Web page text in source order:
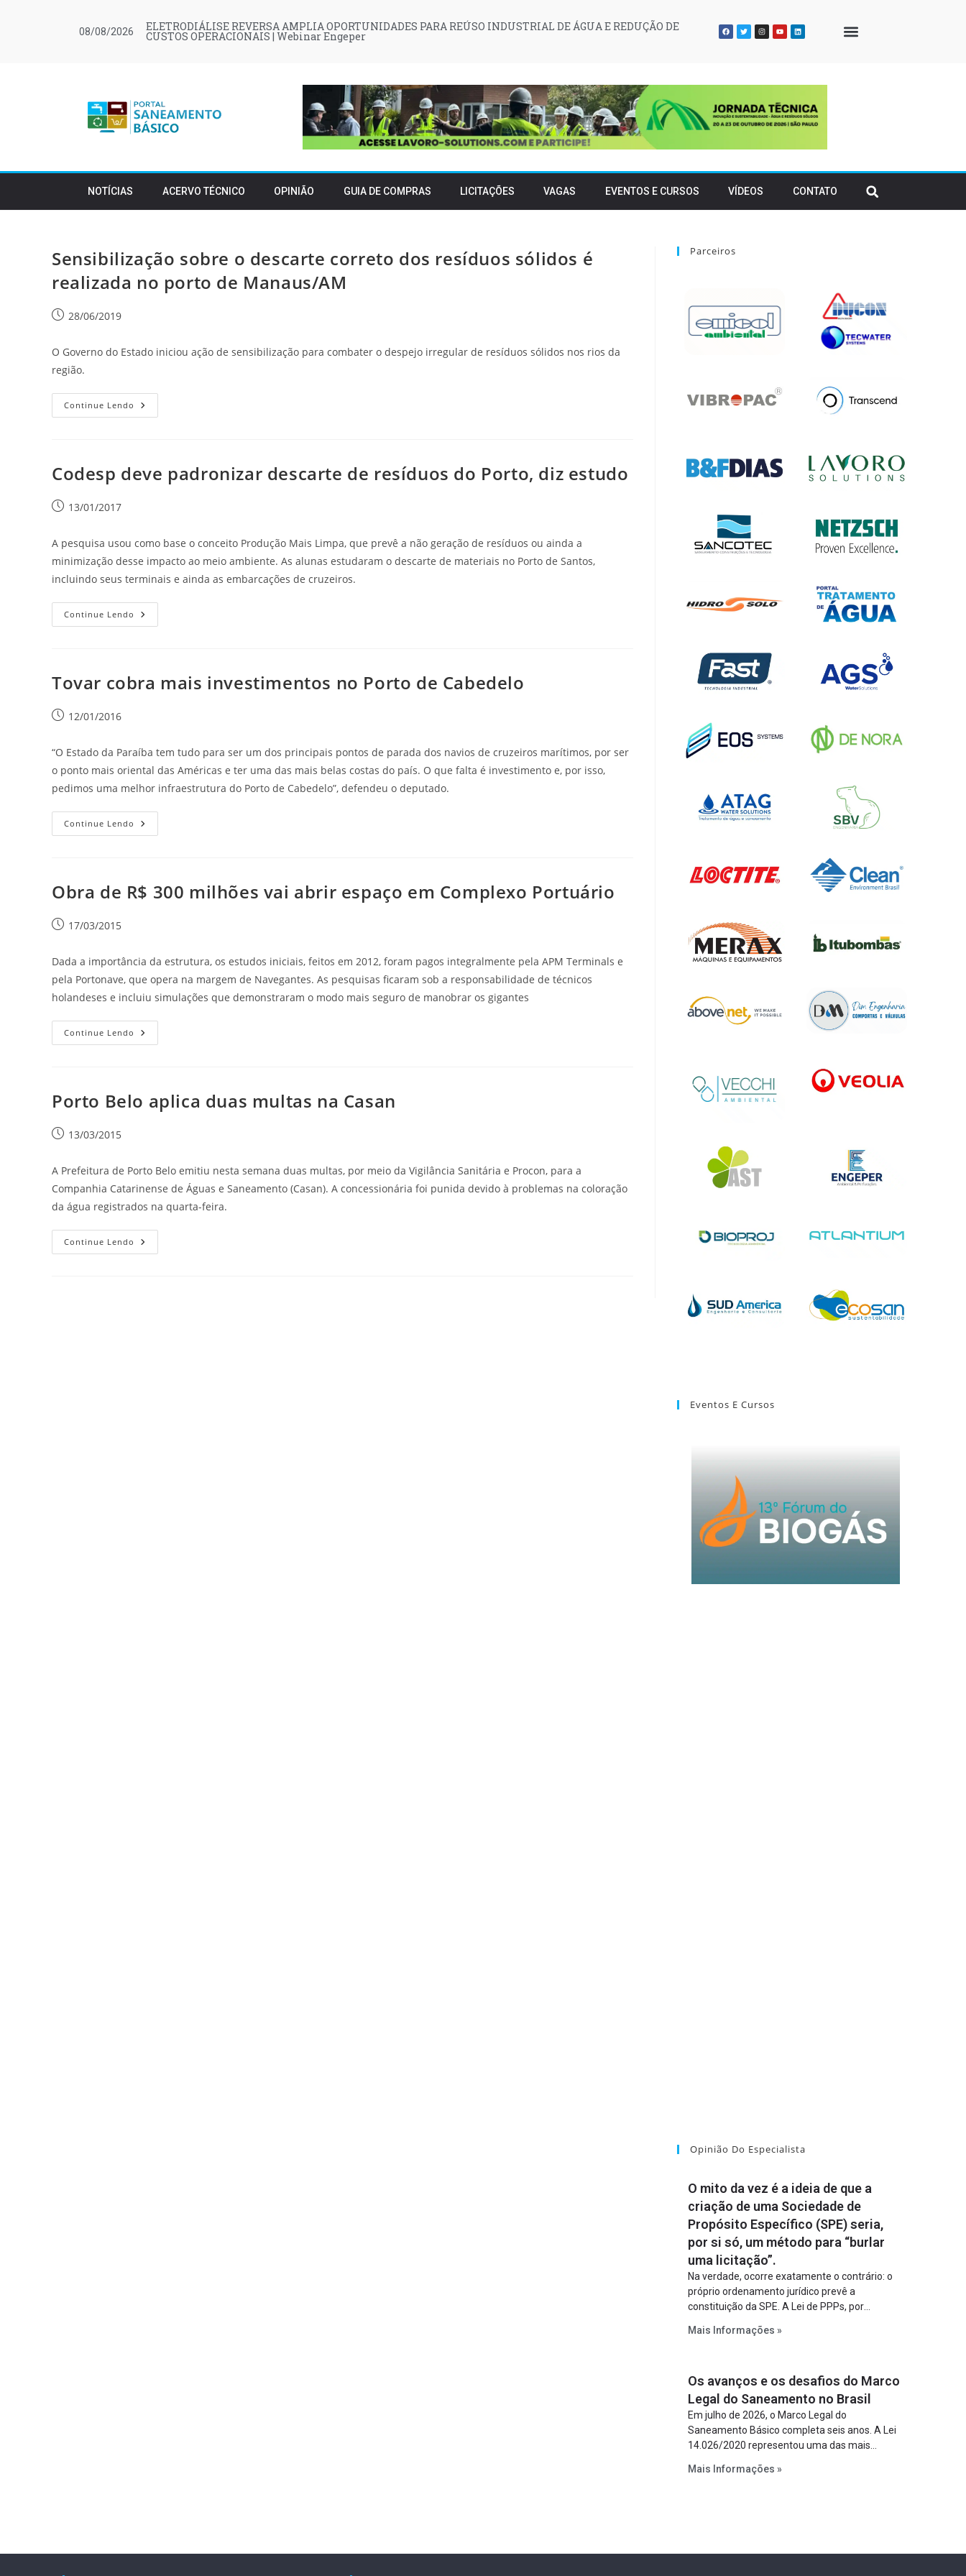
08/08/2026 ELETRODIÁLISE REVERSA AMPLIA OPORTUNIDADES PARA REÚSO INDUSTRIAL DE ÁGUA E REDUÇÃO DE
CUSTOS OPERACIONAIS | Webinar Engeper
NOTÍCIAS ACERVO TÉCNICO OPINIÃO GUIA DE COMPRAS LICITAÇÕES VAGAS EVENTOS E CURSOS VÍDEOS CONTATO
Sensibilização sobre o descarte correto dos resíduos sólidos é
realizada no porto de Manaus/AM
28/06/2019
O Governo do Estado iniciou ação de sensibilização para combater o despejo irregular de resíduos sólidos nos rios da
região.
Continue Lendo
Codesp deve padronizar descarte de resíduos do Porto, diz estudo
13/01/2017
A pesquisa usou como base o conceito Produção Mais Limpa, que prevê a não geração de resíduos ou ainda a
minimização desse impacto ao meio ambiente. As alunas estudaram o descarte de materiais no Porto de Santos,
incluindo seus terminais e ainda as embarcações de cruzeiros.
Continue Lendo
Tovar cobra mais investimentos no Porto de Cabedelo
12/01/2016
“O Estado da Paraíba tem tudo para ser um dos principais pontos de parada dos navios de cruzeiros marítimos, por ser
o ponto mais oriental das Américas e ter uma das mais belas costas do país. O que falta é investimento e, por isso,
pedimos uma melhor infraestrutura do Porto de Cabedelo”, defendeu o deputado.
Continue Lendo
Obra de R$ 300 milhões vai abrir espaço em Complexo Portuário
17/03/2015
Dada a importância da estrutura, os estudos iniciais, feitos em 2012, foram pagos integralmente pela APM Terminals e
pela Portonave, que opera na margem de Navegantes. As pesquisas ficaram sob a responsabilidade de técnicos
holandeses e incluiu simulações que demonstraram o modo mais seguro de manobrar os gigantes
Continue Lendo
Porto Belo aplica duas multas na Casan
13/03/2015
A Prefeitura de Porto Belo emitiu nesta semana duas multas, por meio da Vigilância Sanitária e Procon, para a
Companhia Catarinense de Águas e Saneamento (Casan). A concessionária foi punida devido à problemas na coloração
da água registrados na quarta-feira.
Continue Lendo
Parceiros
Eventos E Cursos
Opinião Do Especialista
O mito da vez é a ideia de que a
criação de uma Sociedade de
Propósito Específico (SPE) seria,
por si só, um método para “burlar
uma licitação”.
Na verdade, ocorre exatamente o contrário: o
próprio ordenamento jurídico prevê a
constituição da SPE. A Lei de PPPs, por
constitua uma SPE para implantar e gerir o
Lei de Concessões, a figura é facultativa e
sujeita a uma escolha racional de projeto a
projeto.
Mais Informações »
Os avanços e os desafios do Marco
Legal do Saneamento no Brasil
Em julho de 2026, o Marco Legal do
Saneamento Básico completa seis anos. A Lei
14.026/2020 representou uma das mais
estabelecer metas claras para a
mecanismos voltados à segurança jurídica dos
Mais Informações »